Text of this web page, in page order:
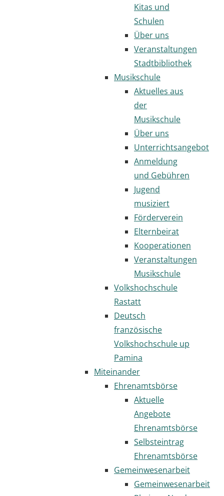
Kitas und
Schulen
Über uns
Veranstaltungen
Stadtbibliothek
Musikschule
Aktuelles aus
der
Musikschule
Über uns
Unterrichtsangebot
Anmeldung
und Gebühren
Jugend
musiziert
Förderverein
Elternbeirat
Kooperationen
Veranstaltungen
Musikschule
Volkshochschule
Rastatt
Deutsch
französische
Volkshochschule up
Pamina
Miteinander
Ehrenamtsbörse
Aktuelle
Angebote
Ehrenamtsbörse
Selbsteintrag
Ehrenamtsbörse
Gemeinwesenarbeit
Gemeinwesenarbeit